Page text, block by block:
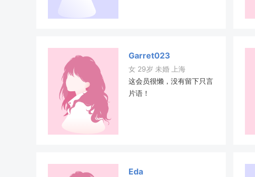
Garret023
女 29岁 未婚 上海
这会员很懒，没有留下只言
片语！
Eda